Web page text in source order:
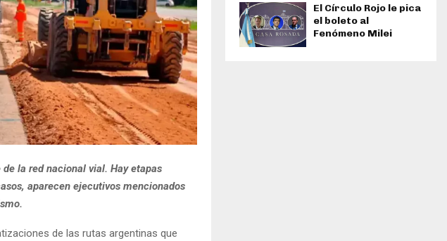
la red nacional vial. Hay etapas
aparecen ejecutivos mencionados
de las rutas argentinas que
El Círculo Rojo le pica
el boleto al
Fenómeno Milei